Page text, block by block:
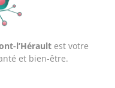
l’Héraultest votre
et bien-être.